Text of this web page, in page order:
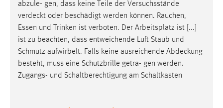
abzule- gen, dass keine Teile der Versuchsstände
verdeckt oder beschädigt werden können. Rauchen,
Essen und Trinken ist verboten. Der Arbeitsplatz ist [...]
ist zu beachten, dass entweichende Luft Staub und
Schmutz aufwirbelt. Falls keine ausreichende Abdeckung
besteht, muss eine Schutzbrille getra- gen werden.
Zugangs- und Schaltberechtigung am Schaltkasten